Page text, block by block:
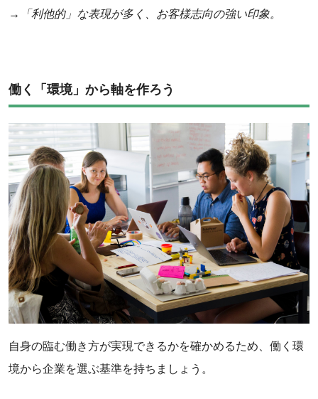
‌→「利他的」な表現が多く、お客様志向の強い印象。
働く「環境」から軸を作ろう‌
自身の臨む働き方が実現できるかを確かめるため、働く環
境から企業を選ぶ基準を持ちましょう。